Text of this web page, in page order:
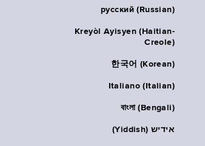
русский (Russian)
Kreyòl Ayisyen (Haitian-
Creole)
한국어 (Korean)
Italiano (Italian)
বাংলা (Bengali)
אידיש (Yiddish)